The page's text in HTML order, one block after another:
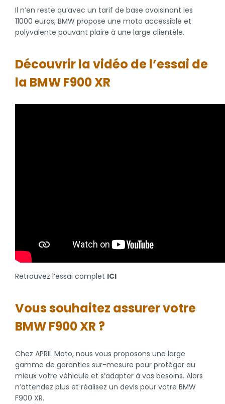
Il n’en reste qu’avec un tarif de base avoisinant les
11000 euros, BMW propose une moto accessible et
polyvalente pouvant plaire à une large clientèle.
Découvrir la vidéo de l’essai de
la BMW F900 XR
Retrouvez l’essai complet ICI
Vous souhaitez assurer votre
BMW F900 XR ?
Chez APRIL Moto, nous vous proposons une large
gamme de garanties sur-mesure pour protéger au
mieux votre véhicule et s’adapter à vos besoins. Alors
n’attendez plus et réalisez un devis pour votre BMW
F900 XR.